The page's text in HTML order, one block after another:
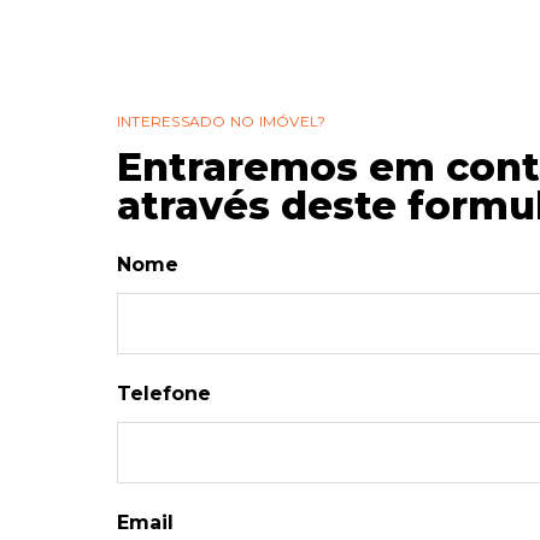
INTERESSADO NO IMÓVEL?
Entraremos em
através deste
Nome
Telefone
Email